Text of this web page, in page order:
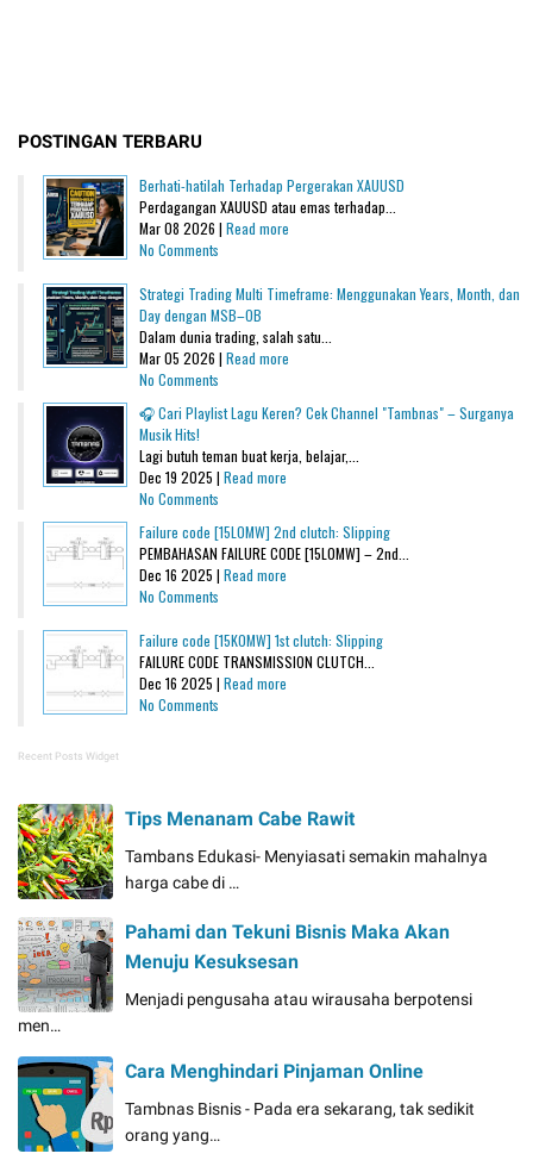
POSTINGAN TERBARU
Berhati-hatilah Terhadap Pergerakan XAUUSD
Perdagangan XAUUSD atau emas terhadap...
Mar 08 2026 | Read more
No Comments
Strategi Trading Multi Timeframe: Menggunakan Years, Month, dan
Day dengan MSB–OB
Dalam dunia trading, salah satu...
Mar 05 2026 | Read more
No Comments
🎧 Cari Playlist Lagu Keren? Cek Channel "Tambnas" – Surganya
Musik Hits!
Lagi butuh teman buat kerja, belajar,...
Dec 19 2025 | Read more
No Comments
Failure code [15L0MW] 2nd clutch: Slipping
PEMBAHASAN FAILURE CODE [15L0MW] – 2nd...
Dec 16 2025 | Read more
No Comments
Failure code [15K0MW] 1st clutch: Slipping
FAILURE CODE TRANSMISSION CLUTCH...
Dec 16 2025 | Read more
No Comments
Recent Posts Widget
Tips Menanam Cabe Rawit
Tambans Edukasi- Menyiasati semakin mahalnya
harga cabe di …
Pahami dan Tekuni Bisnis Maka Akan
Menuju Kesuksesan
Menjadi pengusaha atau wirausaha berpotensi
men…
Cara Menghindari Pinjaman Online
Tambnas Bisnis - Pada era sekarang, tak sedikit
orang yang…